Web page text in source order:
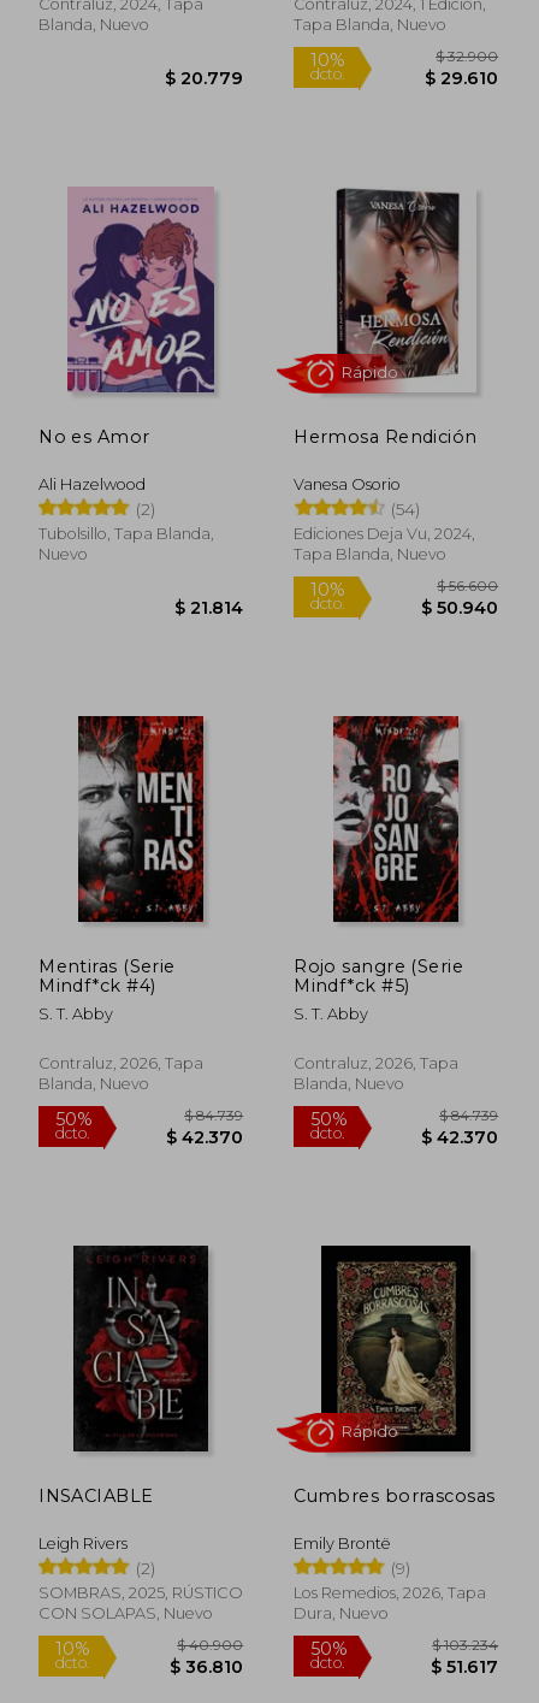
Contraluz, 2024, Tapa
Blanda, Nuevo
$ 20.779
Contraluz, 2024, 1 Edición,
Tapa Blanda, Nuevo
10%
dcto.
No es Amor
Ali Hazelwood
(2)
Tubolsillo, Tapa Blanda,
Nuevo
$ 21.814
Hermosa Rendición
Vanesa Osorio
(54)
Ediciones Deja Vu, 2024,
Tapa Blanda, Nuevo
10%
dcto.
Rápido
Mentiras (Serie
Mindf*ck #4)
S. T. Abby
Contraluz, 2026, Tapa
Blanda, Nuevo
50%
dcto.
Rojo sangre (Serie
Mindf*ck #5)
S. T. Abby
Contraluz, 2026, Tapa
Blanda, Nuevo
50%
dcto.
INSACIABLE
Leigh Rivers
(2)
SOMBRAS, 2025, RÚSTICO
CON SOLAPAS, Nuevo
Cumbres borrascosas
Emily Brontë
(9)
Los Remedios, 2026, Tapa
Dura, Nuevo